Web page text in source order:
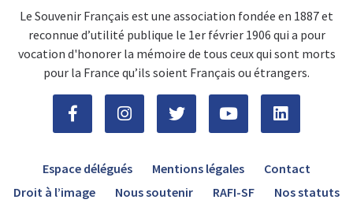
Le Souvenir Français est une association fondée en 1887 et
reconnue d’utilité publique le 1er février 1906 qui a pour
vocation d'honorer la mémoire de tous ceux qui sont morts
pour la France qu’ils soient Français ou étrangers.
Espace délégués Mentions légales
Contact
Droit à l’image
Nous soutenir RAFI-SF Nos statuts